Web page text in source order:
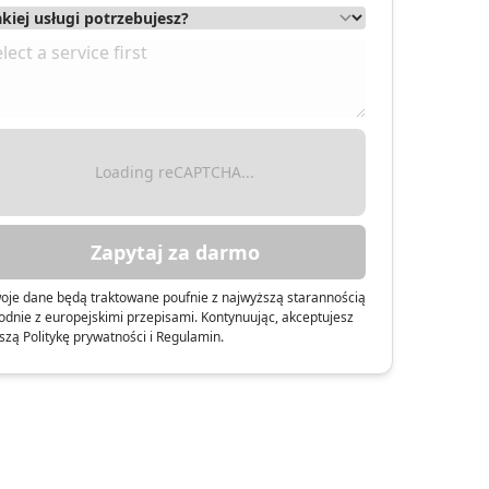
Loading reCAPTCHA...
Zapytaj za darmo
dane będą traktowane poufnie z najwyższą starannością
z europejskimi przepisami. Kontynuując, akceptujesz
Politykę prywatności i Regulamin.